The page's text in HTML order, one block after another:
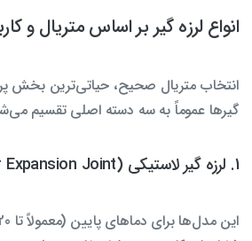
انواع لرزه گیر بر اساس متریال و
انتخاب متریال صحیح، حیاتی‌ترین بخش
گیرها عموماً به سه دسته اصلی تقسیم
1. لرزه گیر لاستیکی (Rubber Expansion Joint)